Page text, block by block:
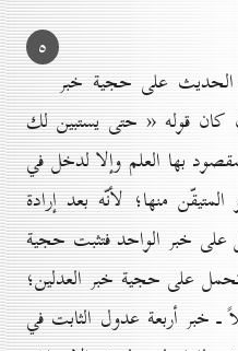
٥
الحديث على حجية خبر
كان قوله « حتى يستبين لك
بها العلم وإلا لدخل في
منها؛ لأنّه بعد إرادة
على خبر الواحد فتثبت حجية
تحمل على حجية خبر العدلين؛
خبر أربعة عدول الثابت في